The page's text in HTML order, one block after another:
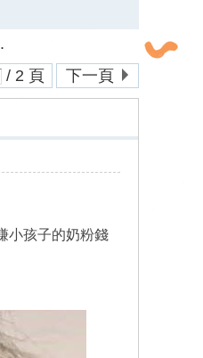
/ 2 頁 下一頁
小孩子的奶粉錢